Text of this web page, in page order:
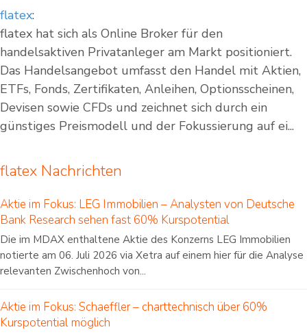
flatex:
flatex hat sich als Online Broker für den
handelsaktiven Privatanleger am Markt positioniert.
Das Handelsangebot umfasst den Handel mit Aktien,
ETFs, Fonds, Zertifikaten, Anleihen, Optionsscheinen,
Devisen sowie CFDs und zeichnet sich durch ein
günstiges Preismodell und der Fokussierung auf ei...
flatex Nachrichten
Aktie im Fokus: LEG Immobilien – Analysten von Deutsche
Bank Research sehen fast 60% Kurspotential
Die im MDAX enthaltene Aktie des Konzerns LEG Immobilien
notierte am 06. Juli 2026 via Xetra auf einem hier für die Analyse
relevanten Zwischenhoch von...
Aktie im Fokus: Schaeffler – charttechnisch über 60%
Kurspotential möglich